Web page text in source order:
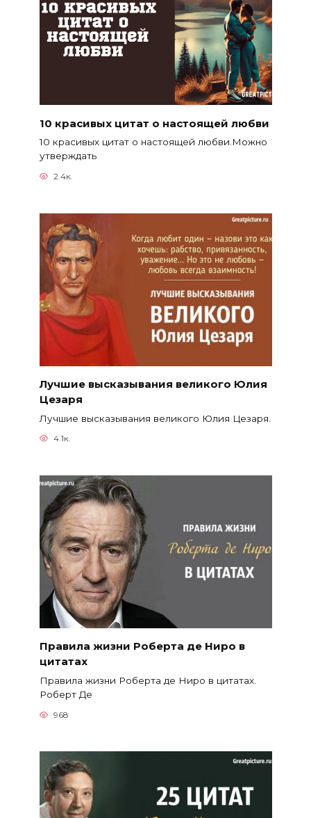
10 красивых цитат о настоящей любви
10 красивых цитат о настоящей любви.Можно
утверждать
2.4к.
Лучшие высказывания великого Юлия
Цезаря
Лучшие высказывания великого Юлия Цезаря.
4.1к.
Правила жизни Роберта де Ниро в
цитатах
Правила жизни Роберта де Ниро в цитатах.
Роберт Де
968